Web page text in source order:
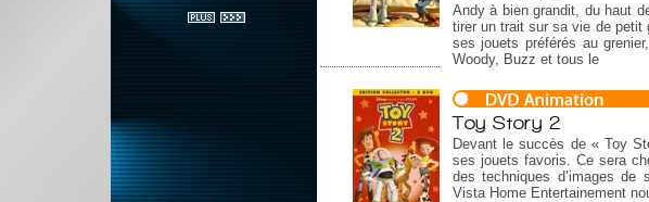
Andy à bien grandit, du haut
tirer un trait sur sa vie de petit
ses jouets préférés au
Woody, Buzz et tous le
Toy Story 2
Devant le succès de « Toy
ses jouets favoris. Ce sera
des techniques d’images de
Vista Home Entertainement